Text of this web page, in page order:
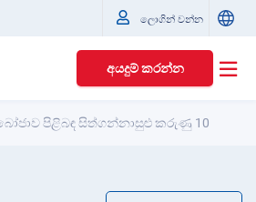
ලොගින් වන්න
අයදුම් කරන්න
පිළිබඳ සිත්ගන්නාසුළු කරුණු 10